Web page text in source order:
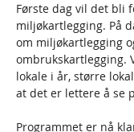
Første dag vil det bli
miljøkartlegging. På
om miljøkartlegging
ombrukskartlegging.
lokale i år, større
at det er lettere å se
Programmet er nå